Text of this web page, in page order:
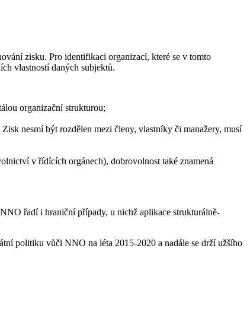
zisku. Pro identifikaci organizací, které se v tomto
vlastností daných subjektů.
organizační strukturou;
nesmí být rozdělen mezi členy, vlastníky či manažery, musí
v řídících orgánech), dobrovolnost také znamená
řadí i hraniční případy, u nichž aplikace strukturálně-
politiku vůči NNO na léta 2015-2020 a nadále se drží užšího